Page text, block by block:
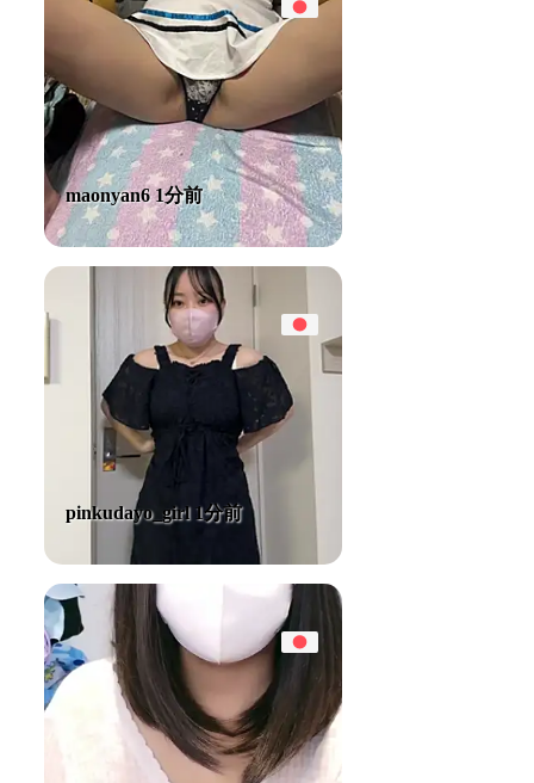
maonyan6 1分前
pinkudayo_girl 1分前